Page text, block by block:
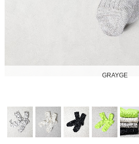
GRAYGE